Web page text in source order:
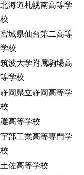
北海道札幌南高等学
校
宮城県仙台第二高等
学校
筑波大学附属駒場高
等学校
静岡県立静岡高等学
校
灘高等学校
宇部工業高等専門学
校
土佐高等学校